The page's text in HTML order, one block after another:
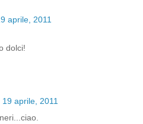
aprile, 2011
dolci!
aprile, 2011